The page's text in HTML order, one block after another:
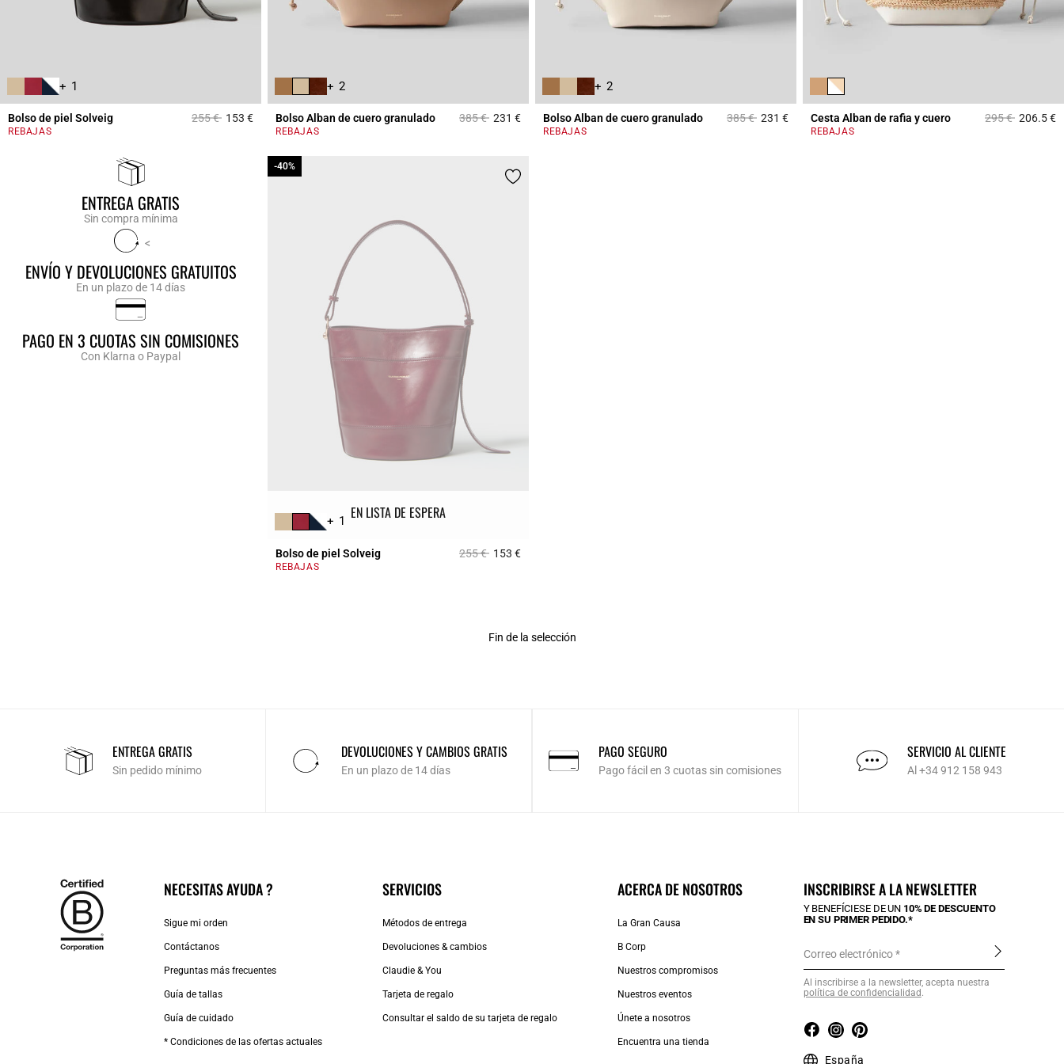
+ 1
Bolso de piel Solveig Price reduced from
255 €to153 €5 out of 5 Customer Rating
REBAJAS
+ 2
Bolso Alban de cuero granulado Price reduced from
385 €to231 €5 out of 5 Customer Rating
REBAJAS
+ 2
Bolso Alban de cuero granulado Price reduced from
385 €to231 €4,4 out of 5 Customer Rating
REBAJAS
Cesta Alban de rafia y cuero Price reduced
295 €to206.5 €
REBAJAS
ENTREGA GRATIS
Sin compra mínima
<
ENVÍO Y DEVOLUCIONES GRATUITOS
En un plazo de 14 días
PAGO EN 3 CUOTAS SIN COMISIONES
Con Klarna o Paypal
EN LISTA DE ESPERA
+ 1
Bolso de piel Solveig Price reduced from
255 €to
-40%
153 €5 out of 5 Customer Rating
REBAJAS
-40%
Fin de la selección
ENTREGA GRATIS
Sin pedido mínimo
DEVOLUCIONES Y CAMBIOS GRATIS
En un plazo de 14 días
PAGO SEGURO
Pago fácil en 3 cuotas sin comisiones
SERVICIO AL CLIENTE
Al +34 912 158 943
NECESITAS AYUDA ?
Sigue mi orden
Contáctanos
Preguntas más frecuentes
Guía de tallas
Guía de cuidado
* Condiciones de las ofertas actuales
SERVICIOS
Métodos de entrega
Devoluciones & cambios
Claudie & You
Tarjeta de regalo
Consultar el saldo de su tarjeta de regalo
ACERCA DE NOSOTROS
La Gran Causa
B Corp
Nuestros compromisos
Nuestros eventos
Únete a nosotros
Encuentra una tienda
INSCRIBIRSE A LA NEWSLETTER
Y BENEFÍCIESE DE UN 10% DE DESCUENTO
EN SU PRIMER PEDIDO.*
Correo electrónico
Al inscribirse a la newsletter, acepta nuestra
política de confidencialidad .
España